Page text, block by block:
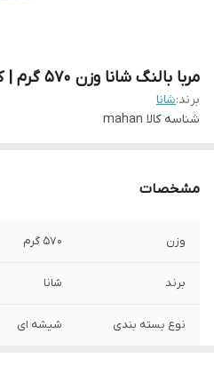
مربا بالنگ شانا وزن 570 گرم | کد 1542
برند:شانا
شناسه کالا mahan
مشخصات
وزن 570 گرم
برند شانا
نوع بسته بندی شیشه ای